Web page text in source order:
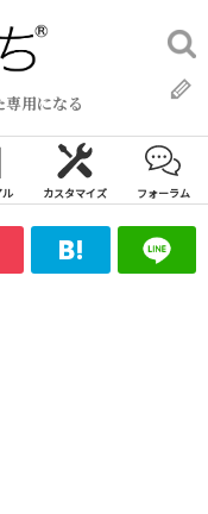
用になる
検
索:
ル カスタマイズ フォーラム